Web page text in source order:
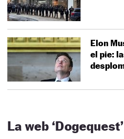
Elon
el pie:
La web ‘Dogequest’